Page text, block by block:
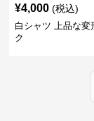
¥4,000 (税込)
白シャツ 上品な変
ク